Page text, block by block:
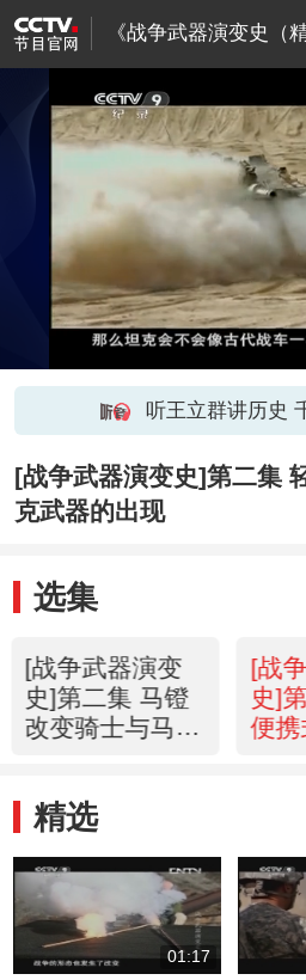
《战争武器演变史（
听王立群讲历史
[战争武器演变史]第二集
克武器的出现
选集
[战争武器演变
史]第二集 马镫
改变骑士与马匹
[战
史]
便携
精选
01:17